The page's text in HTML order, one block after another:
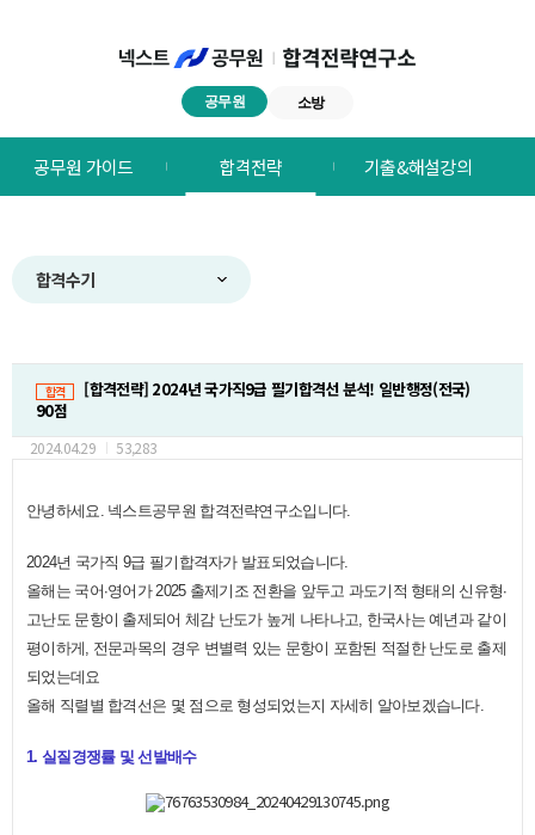
공무원 소방
합격전략연구소
메뉴
공무원 가이드 합격전략 기출&해설강의
합격수기
합격 [합격전략] 2024년 국가직9급 필기합격선 분석! 일반행정(전국)
90점
2024.04.29 53,283
안녕하세요. 넥스트공무원 합격전략연구소입니다.
2024년 국가직 9급 필기합격자가 발표되었습니다.
올해는 국어∙영어가 2025 출제기조 전환을 앞두고 과도기적 형태의 신유형∙
고난도 문항이 출제되어 체감 난도가 높게 나타나고, 한국사는 예년과 같이
평이하게, 전문과목의 경우 변별력 있는 문항이 포함된 적절한 난도로 출제
되었는데요
올해 직렬별 합격선은 몇 점으로 형성되었는지 자세히 알아보겠습니다.
1. 실질경쟁률 및 선발배수